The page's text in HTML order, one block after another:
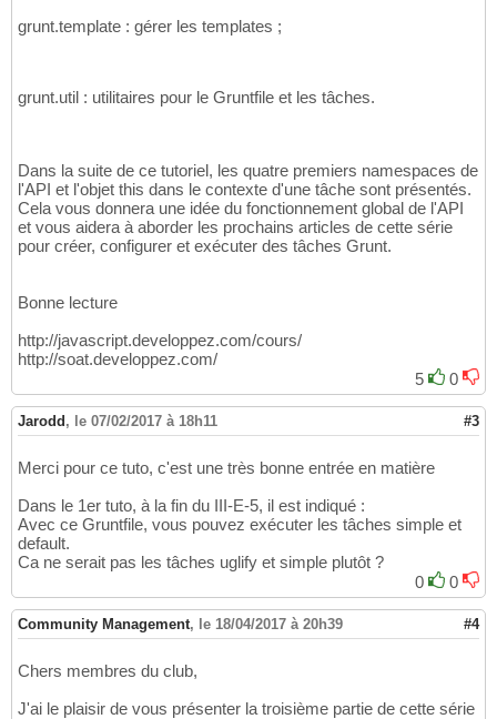
grunt.template : gérer les templates ;
grunt.util : utilitaires pour le Gruntfile et les tâches.
Dans la suite de ce tutoriel, les quatre premiers namespaces de
l'API et l'objet this dans le contexte d'une tâche sont présentés.
Cela vous donnera une idée du fonctionnement global de l'API
et vous aidera à aborder les prochains articles de cette série
pour créer, configurer et exécuter des tâches Grunt.
Bonne lecture
http://javascript.developpez.com/cours/
http://soat.developpez.com/
5
0
Jarodd , le 07/02/2017 à 18h11 #3
Merci pour ce tuto, c'est une très bonne entrée en matière
Dans le 1er tuto, à la fin du III-E-5, il est indiqué :
Avec ce Gruntfile, vous pouvez exécuter les tâches simple et
default.
Ca ne serait pas les tâches uglify et simple plutôt ?
0
0
Community Management, le 18/04/2017 à 20h39 #4
Chers membres du club,
J'ai le plaisir de vous présenter la troisième partie de cette série